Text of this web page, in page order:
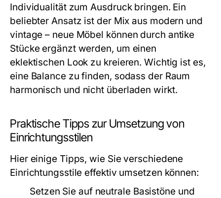
Individualität zum Ausdruck bringen. Ein
beliebter Ansatz ist der Mix aus modern und
vintage – neue Möbel können durch antike
Stücke ergänzt werden, um einen
eklektischen Look zu kreieren. Wichtig ist es,
eine Balance zu finden, sodass der Raum
harmonisch und nicht überladen wirkt.
Praktische Tipps zur Umsetzung von
Einrichtungsstilen
Hier einige Tipps, wie Sie verschiedene
Einrichtungsstile effektiv umsetzen können:
Setzen Sie auf neutrale Basistöne und